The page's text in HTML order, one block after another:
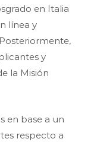
en Italia
línea y
y
la Misión
en base a un
respecto a